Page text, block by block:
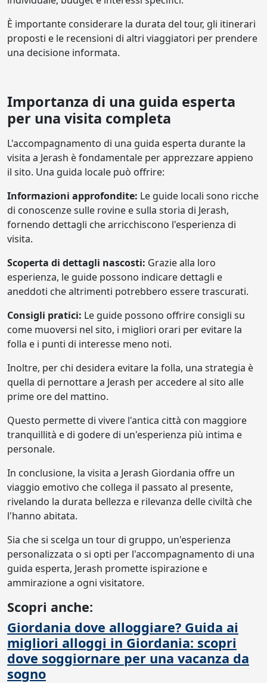
È importante considerare la durata del tour, gli itinerari
proposti e le recensioni di altri viaggiatori per prendere
una decisione informata.
Importanza di una guida esperta
per una visita completa
L'accompagnamento di una guida esperta durante la
visita a Jerash è fondamentale per apprezzare appieno
il sito. Una guida locale può offrire:
Informazioni approfondite: Le guide locali sono ricche
di conoscenze sulle rovine e sulla storia di Jerash,
fornendo dettagli che arricchiscono l'esperienza di
visita.
Scoperta di dettagli nascosti: Grazie alla loro
esperienza, le guide possono indicare dettagli e
aneddoti che altrimenti potrebbero essere trascurati.
Consigli pratici: Le guide possono offrire consigli su
come muoversi nel sito, i migliori orari per evitare la
folla e i punti di interesse meno noti.
Inoltre, per chi desidera evitare la folla, una strategia è
quella di pernottare a Jerash per accedere al sito alle
prime ore del mattino.
Questo permette di vivere l'antica città con maggiore
tranquillità e di godere di un'esperienza più intima e
personale.
In conclusione, la visita a Jerash Giordania offre un
viaggio emotivo che collega il passato al presente,
rivelando la durata bellezza e rilevanza delle civiltà che
l'hanno abitata.
Sia che si scelga un tour di gruppo, un'esperienza
personalizzata o si opti per l'accompagnamento di una
guida esperta, Jerash promette ispirazione e
ammirazione a ogni visitatore.
Scopri anche:
Giordania dove alloggiare? Guida ai
migliori alloggi in Giordania: scopri
dove soggiornare per una vacanza da
sogno